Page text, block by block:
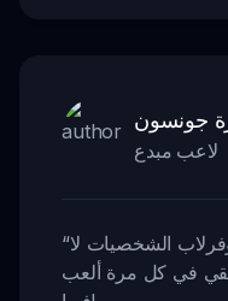
جونسون
لاعب مبدع
“الشخصيات لا
في كل مرة ألعب